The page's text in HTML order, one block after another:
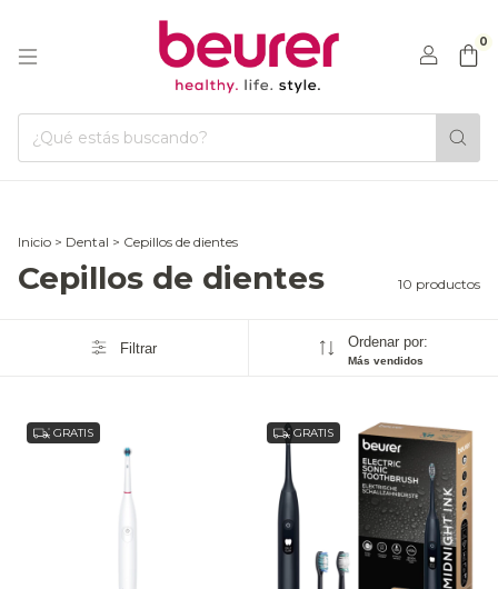
0
Inicio > Dental > Cepillos de dientes
Cepillos de dientes 10 productos
Filtrar Ordenar por:
Más vendidos
GRATIS GRATIS